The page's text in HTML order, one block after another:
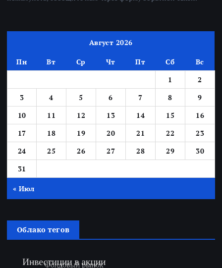
Август 2026
Пн Вт Ср Чт Пт Сб
Вс
1
2
3
4 5 6 7 8
9
10
11 12 13 14 15
16
17
18 19 20 21 22
23
24
25 26 27 28 29
30
31
« Июл
Облако тегов